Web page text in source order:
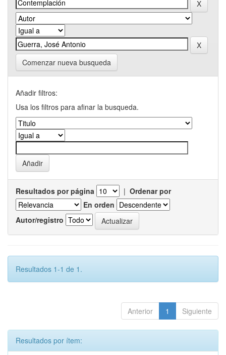
Comenzar nueva busqueda
Añadir filtros:
Usa los filtros para afinar la busqueda.
Resultados por página | Ordenar por
En orden
Autor/registro
Resultados 1-1 de 1.
Anterior 1 Siguiente
Resultados por ítem: